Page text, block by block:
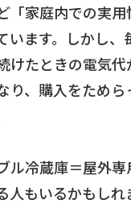
「家庭内での実
います。しかし、
けたときの電気
り、購入をため
ル冷蔵庫＝屋外
人もいるかもし